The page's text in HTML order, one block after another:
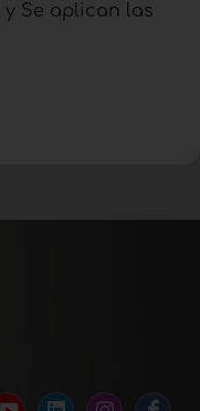
y Se aplican las